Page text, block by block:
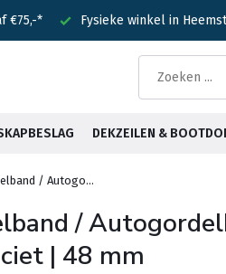
€75,-* Fysieke winkel in
DEKZEILEN &
/ Autogo...
/
| 48 mm